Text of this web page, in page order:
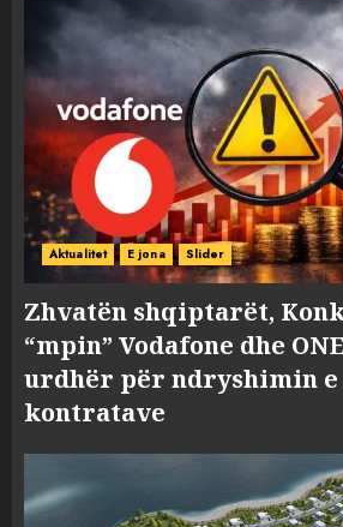
Aktualitet E jona Slider
Zhvatën shqiptarët,
“mpin” Vodafone dhe
urdhër për ndryshimin e
kontratave